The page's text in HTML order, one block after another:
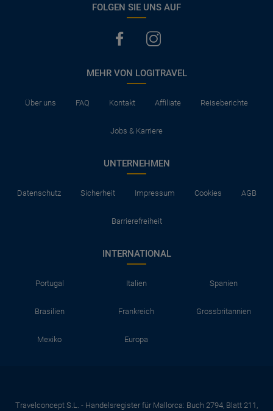
FOLGEN SIE UNS AUF
MEHR VON LOGITRAVEL
Über uns FAQ Kontakt Affiliate Reiseberichte
Jobs & Karriere
UNTERNEHMEN
Datenschutz Sicherheit Impressum Cookies AGB
Barrierefreiheit
INTERNATIONAL
Portugal Italien Spanien
Brasilien Frankreich Grossbritannien
Mexiko Europa
Travelconcept S.L. - Handelsregister für Mallorca: Buch 2794, Blatt 211,